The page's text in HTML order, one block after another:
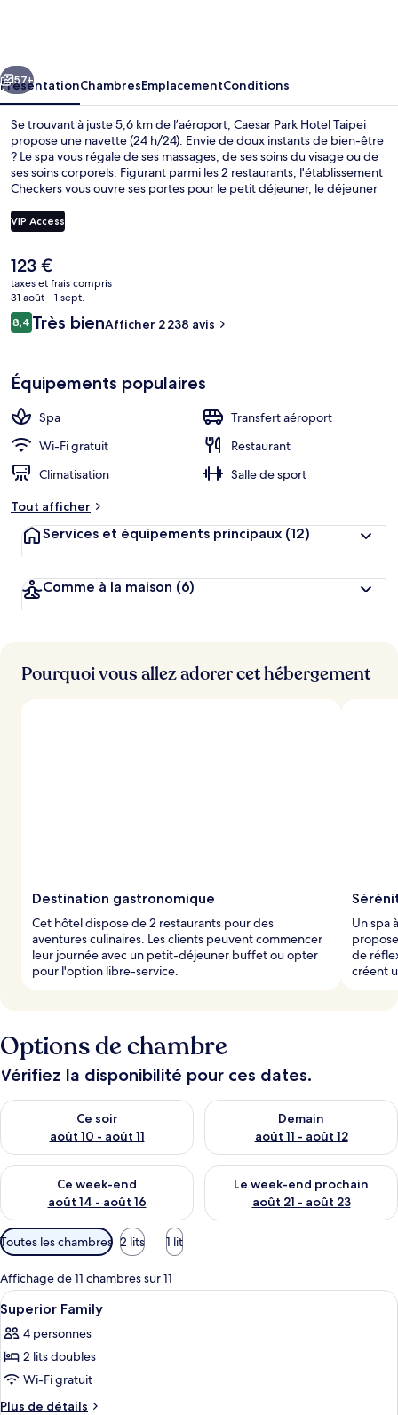
Suivant
57+
PrésentationChambresEmplacementConditions
Se trouvant à juste 5,6 km de l’aéroport, Caesar Park Hotel Taipei
propose une navette (24 h/24). Envie de doux instants de bien-être
? Le spa vous régale de ses massages, de ses soins du visage ou de
ses soins corporels. Figurant parmi les 2 restaurants, l'établissement
Checkers vous ouvre ses portes pour le petit déjeuner, le déjeuner
figurent une terrasse sur le toit, une salle de fitness, et une terrasse.
Les autres voyageurs aiment le fait que les transports publics se
Taipei est à 8 minutes à pied et Station NTU Hospital, à 8 minutes.
VIP Access
Le
prix
actuel
est
de
123 €
taxes et frais compris
31 août - 1 sept.
Avis
voyageurs
8,48,4 sur 10
Très bienAfficher 2 238 avis
Équipements populaires
Spa
Transfert aéroport
Wi-Fi gratuit
Restaurant
Climatisation
Salle de sport
Tout afficher
Services et équipements principaux (12)
Comme à la maison (6)
Pourquoi vous allez adorer cet hébergement
Destination gastronomique
Cet hôtel dispose de 2 restaurants pour des
aventures culinaires. Les clients peuvent commencer
leur journée avec un petit-déjeuner buffet ou opter
pour l'option libre-service.
Un spa
de
créent
Options de chambre
Vérifiez la disponibilité pour ces dates.
Ce soir
août 10 - août 11
Vérifier la disponibilité pour ce soir août 10 - août 11
Demain
août 11 - août 12
Vérifier la disponibilité pour
Ce week-end
août 14 - août 16
Vérifier la disponibilité pour ce week-end août 14 - août 16
Le week-end prochain
août 21 - août 23
Vérifier la disponibilité pour
Filtres
disponibles
pour
les
chambres
Toutes les chambres 2 lits 1 lit
Affichage de 11 chambres sur 11
Afficher
toutes
les
photos
pour
ce
Literie de qualité supérieure,
4
Superior Family
4 personnes
2 lits doubles
Wi-Fi gratuit
Plus de détails
Plus